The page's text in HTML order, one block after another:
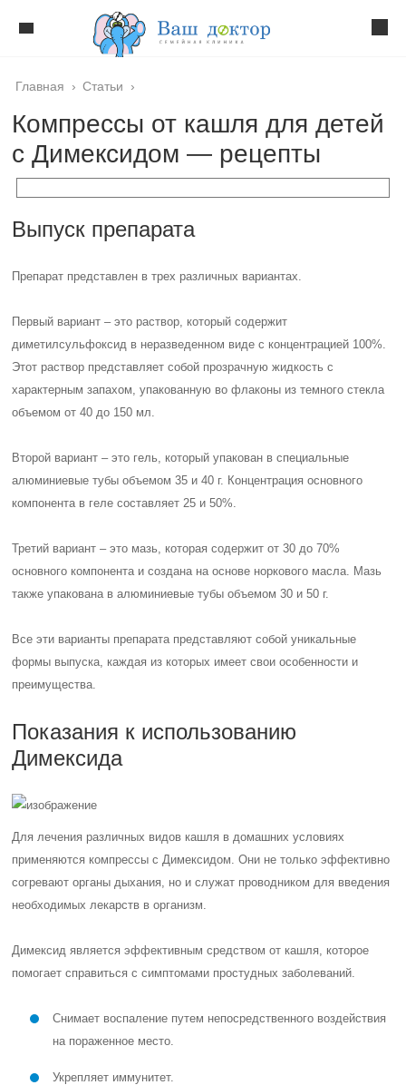
Главная › Статьи ›
Компрессы от кашля для детей
с Димексидом — рецепты
Выпуск препарата
Препарат представлен в трех различных вариантах.
Первый вариант – это раствор, который содержит
диметилсульфоксид в неразведенном виде с концентрацией 100%.
Этот раствор представляет собой прозрачную жидкость с
характерным запахом, упакованную во флаконы из темного стекла
объемом от 40 до 150 мл.
Второй вариант – это гель, который упакован в специальные
алюминиевые тубы объемом 35 и 40 г. Концентрация основного
компонента в геле составляет 25 и 50%.
Третий вариант – это мазь, которая содержит от 30 до 70%
основного компонента и создана на основе норкового масла. Мазь
также упакована в алюминиевые тубы объемом 30 и 50 г.
Все эти варианты препарата представляют собой уникальные
формы выпуска, каждая из которых имеет свои особенности и
преимущества.
Показания к использованию
Димексида
Для лечения различных видов кашля в домашних условиях
применяются компрессы с Димексидом. Они не только эффективно
согревают органы дыхания, но и служат проводником для введения
необходимых лекарств в организм.
Димексид является эффективным средством от кашля, которое
помогает справиться с симптомами простудных заболеваний.
Снимает воспаление путем непосредственного воздействия
на пораженное место.
Укрепляет иммунитет.